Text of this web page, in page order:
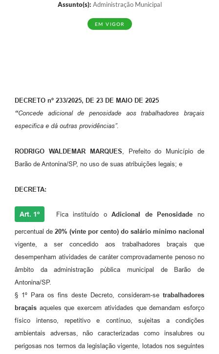
Assunto(s): Administração Municipal
EM VIGOR
DECRETO nº 233/2025, DE 23 DE MAIO DE 2025
“Concede adicional de penosidade aos trabalhadores braçais
especifica e dá outras providências”.
RODRIGO WALDEMAR MARQUES , Prefeito do Município de
Barão de Antonina/SP, no uso de suas atribuições legais; e
DECRETA:
Art. 1º Fica instituído oAdicional de Penosidade no
percentual de 20% (vinte por cento) do salário mínimo nacional
vigente, a ser concedido aos trabalhadores braçais que
desempenham atividades de caráter comprovadamente penoso no
âmbito da administração pública municipal de Barão de
Antonina/SP.
§ 1º Para os fins deste Decreto, consideram-se trabalhadores
braçais aqueles que exercem atividades que demandam esforço
físico intenso, repetitivo e contínuo, sujeitas a condições
ambientais adversas, não caracterizadas como insalubres ou
perigosas nos termos da legislação vigente, lotados nos seguintes